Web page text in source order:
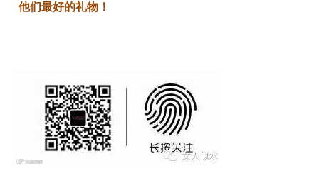
他们最好的礼物！